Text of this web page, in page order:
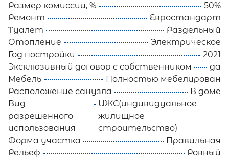
Размер комиссии, %
50%
Ремонт
Евростандарт
Туалет
Раздельный
Отопление
Электрическое
Год постройки
2021
Эксклюзивный договор с собственником
да
Мебель
Полностью мебелирован
Расположение санузла
В доме
Вид
разрешенного
использования
ИЖС(индивидуальное
жилищное
строительство)
Форма участка
Правильная
Рельеф
Ровный